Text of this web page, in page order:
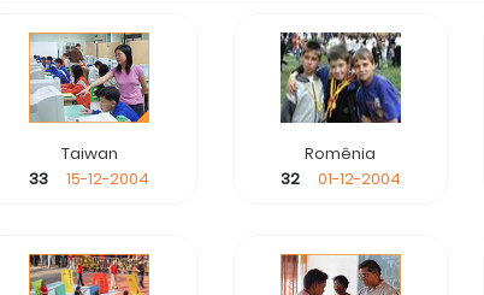
Taiwan
33
15-12-2004
Romênia
32
01-12-2004